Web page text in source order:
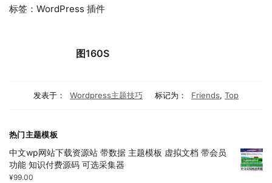
标签：WordPress 插件
图160S
发表于： Wordpress主题技巧 标记为： Friends, Top
热门主题模板
中文wp网站下载资源站 带数据 主题模板 虚拟文档 带会员
功能 知识付费源码 可选采集器
¥99.00